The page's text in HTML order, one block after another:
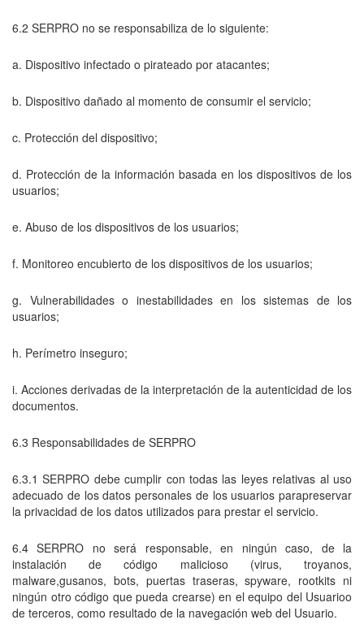
6.2 SERPRO no se responsabiliza de lo siguiente:
a. Dispositivo infectado o pirateado por atacantes;
b. Dispositivo dañado al momento de consumir el servicio;
c. Protección del dispositivo;
d. Protección de la información basada en los dispositivos de los
usuarios;
e. Abuso de los dispositivos de los usuarios;
f. Monitoreo encubierto de los dispositivos de los usuarios;
g. Vulnerabilidades o inestabilidades en los sistemas de los
usuarios;
h. Perímetro inseguro;
i. Acciones derivadas de la interpretación de la autenticidad de los
documentos.
6.3 Responsabilidades de SERPRO
6.3.1 SERPRO debe cumplir con todas las leyes relativas al uso
adecuado de los datos personales de los usuarios parapreservar
la privacidad de los datos utilizados para prestar el servicio.
6.4 SERPRO no será responsable, en ningún caso, de la
instalación de código malicioso (virus, troyanos,
malware,gusanos, bots, puertas traseras, spyware, rootkits ni
ningún otro código que pueda crearse) en el equipo del Usuarioo
de terceros, como resultado de la navegación web del Usuario.